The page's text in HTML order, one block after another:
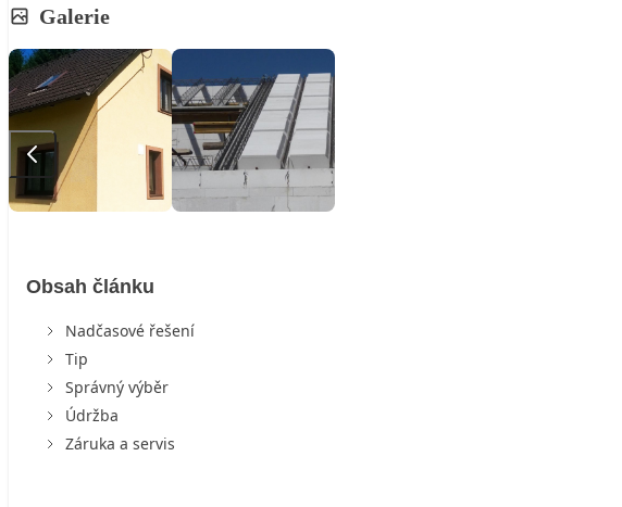
Galerie
Obsah článku
Nadčasové řešení
Tip
Správný výběr
Údržba
Záruka a servis